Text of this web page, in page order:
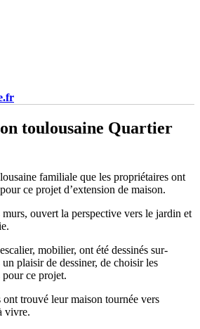
toulousaine Quartier
familiale que les propriétaires ont
ce projet d’extension de maison.
ouvert la perspective vers le jardin et
mobilier, ont été dessinés sur-
plaisir de dessiner, de choisir les
ce projet.
trouvé leur maison tournée vers
vivre.